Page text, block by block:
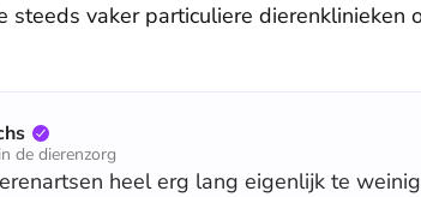
steeds vaker particuliere dierenklinieken
de dierenzorg
heel erg lang eigenlijk te